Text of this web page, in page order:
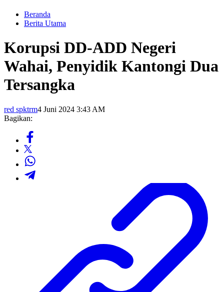
Beranda
Berita Utama
Korupsi DD-ADD Negeri
Wahai, Penyidik Kantongi Dua
Tersangka
red spktrm4 Juni 2024 3:43 AM
Bagikan: